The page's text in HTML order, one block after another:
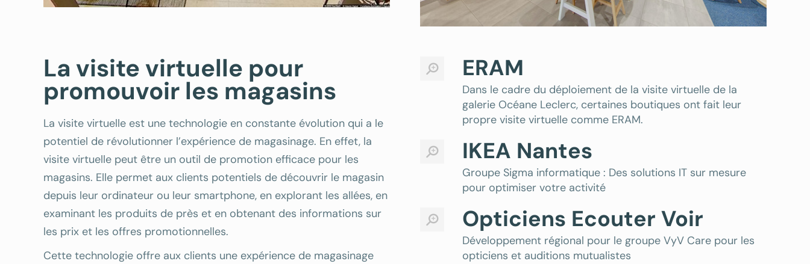
La visite virtuelle pour
promouvoir les magasins
La visite virtuelle est une technologie en constante évolution qui a le
potentiel de révolutionner l’expérience de magasinage. En effet, la
visite virtuelle peut être un outil de promotion efficace pour les
magasins. Elle permet aux clients potentiels de découvrir le magasin
depuis leur ordinateur ou leur smartphone, en explorant les allées, en
examinant les produits de près et en obtenant des informations sur
les prix et les offres promotionnelles.
Cette technologie offre aux clients une expérience de magasinage
ERAM
Dans le cadre du déploiement de la visite virtuelle de la
galerie Océane Leclerc, certaines boutiques ont fait leur
propre visite virtuelle comme ERAM.
IKEA Nantes
Groupe Sigma informatique : Des solutions IT sur mesure
pour optimiser votre activité
Opticiens Ecouter Voir
Développement régional pour le groupe VyV Care pour les
opticiens et auditions mutualistes